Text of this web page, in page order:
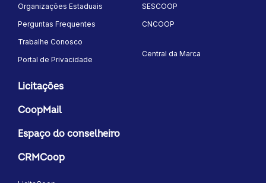
Organizações Estaduais
Perguntas Frequentes
Trabalhe Conosco
Portal de Privacidade
SESCOOP
CNCOOP
Central da Marca
Licitações
CoopMail
Espaço do conselheiro
CRMCoop